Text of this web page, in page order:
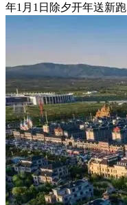
年1月1日除夕开年送新跑